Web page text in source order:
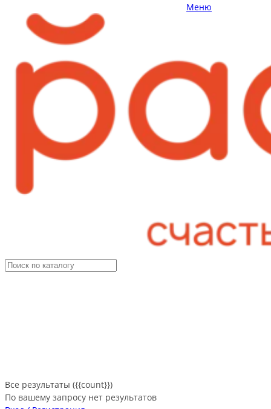
Меню
Все результаты ({{count}})
По вашему запросу нет результатов